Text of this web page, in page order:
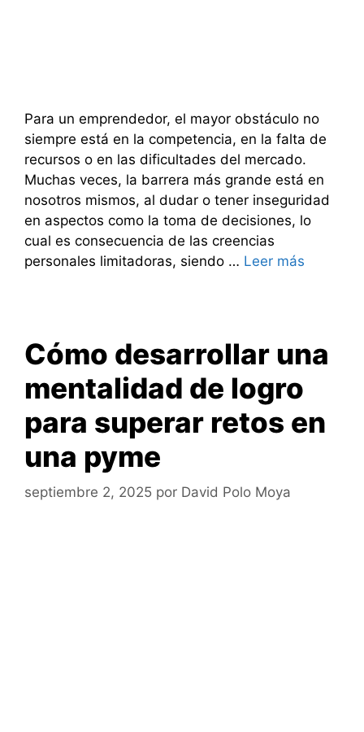
Para un emprendedor, el mayor obstáculo no
siempre está en la competencia, en la falta de
recursos o en las dificultades del mercado.
Muchas veces, la barrera más grande está en
nosotros mismos, al dudar o tener inseguridad
en aspectos como la toma de decisiones, lo
cual es consecuencia de las creencias
personales limitadoras, siendo … Leer más
Cómo desarrollar una
mentalidad de logro
para superar retos en
una pyme
septiembre 2, 2025 por David Polo Moya